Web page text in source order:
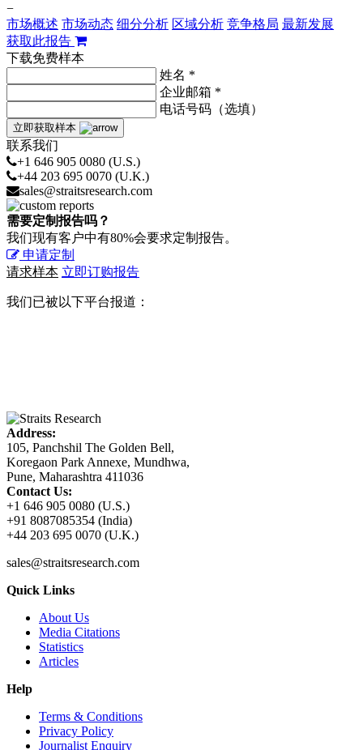
−
市场概述 市场动态 细分分析 区域分析 竞争格局 最新发展
获取此报告
下载免费样本
姓名 *
企业邮箱 *
电话号码（选填）
立即获取样本
联系我们
+1 646 905 0080 (U.S.)
+44 203 695 0070 (U.K.)
sales@straitsresearch.com
需要定制报告吗？
我们现有客户中有80%会要求定制报告。
申请定制
请求样本 立即订购报告
我们已被以下平台报道：
Address:
105, Panchshil The Golden Bell,
Koregaon Park Annexe, Mundhwa,
Pune, Maharashtra 411036
Contact Us:
+1 646 905 0080 (U.S.)
+91 8087085354 (India)
+44 203 695 0070 (U.K.)
sales@straitsresearch.com
Quick Links
About Us
Media Citations
Statistics
Articles
Help
Terms & Conditions
Privacy Policy
Journalist Enquiry